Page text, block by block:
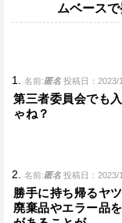
ムベースで
1. 名前:匿名 投稿日：2023/
第三者委員会でも
ゃね？
2. 名前:匿名 投稿日：2023/
勝手に持ち帰るヤ
廃棄品やエラー品